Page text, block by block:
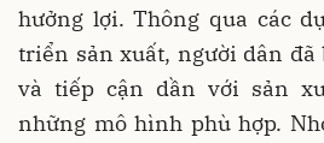
hưởng lợi. Thông qua các
triển sản xuất, người dân đã
và tiếp cận dần với sản
những mô hình phù hợp.